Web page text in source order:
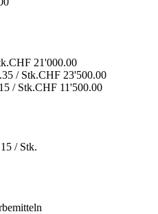
CHF 21'000.00
/ Stk.CHF 23'500.00
/ Stk.CHF 11'500.00
/ Stk.